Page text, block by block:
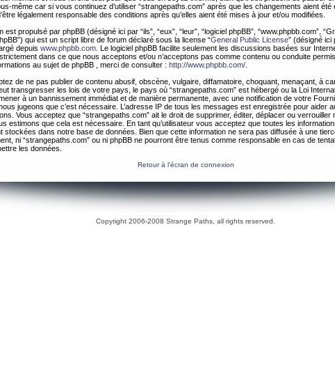
même car si vous continuez d’utiliser “strangepaths.com” après que les changements aient été
légalement responsable des conditions après qu’elles aient été mises à jour et/ou modifiées.
est propulsé par phpBB (désigné ici par “ils”, “eux”, “leur”, “logiciel phpBB”, “www.phpbb.com”,
qui est un script libre de forum déclaré sous la license “General Public License” (désigné ici
depuis www.phpbb.com . Le logiciel phpBB facilite seulement les discussions basées sur
dans ce que nous acceptons et/ou n’acceptons pas comme contenu ou conduite
au sujet de phpBB , merci de consulter : http://www.phpbb.com/
de ne pas publier de contenu abusif, obscène, vulgaire, diffamatoire, choquant, menaçant, à
transgresser les lois de votre pays, le pays où “strangepaths.com” est hébergé ou la Loi
à un bannissement immédiat et de manière permanente, avec une notification de votre
jugeons que c’est nécessaire. L’adresse IP de tous les messages est enregistrée pour aider
Vous acceptez que “strangepaths.com” ait le droit de supprimer, éditer, déplacer ou verrouiller
estimons que cela est nécessaire. En tant qu’utilisateur vous acceptez que toutes les
stockées dans notre base de données. Bien que cette information ne sera pas diffusée à une
ni “strangepaths.com” ou ni phpBB ne pourront être tenus comme responsable en cas de
les données.
Retour à l’écran de connexion
Copyright 2006-2008 Strange Paths, all rights reserved.